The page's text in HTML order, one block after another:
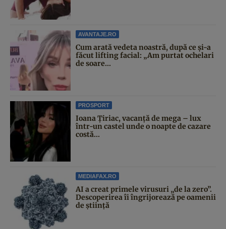
AVANTAJE.RO
Cum arată vedeta noastră, după ce și-a
făcut lifting facial: „Am purtat ochelari
de soare...
PROSPORT
Ioana Țiriac, vacanță de mega – lux
într-un castel unde o noapte de cazare
costă...
MEDIAFAX.RO
AI a creat primele virusuri „de la zero”.
Descoperirea îi îngrijorează pe oamenii
de știință